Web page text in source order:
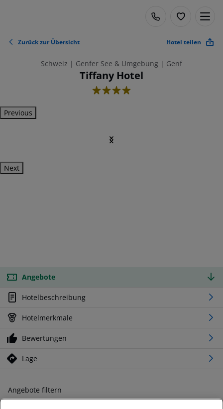
Zurück zur Übersicht Hotel teilen
Schweiz | Genfer See & Umgebung | Genf
Tiffany Hotel
4
Previous
Next
Angebote
Hotelbeschreibung
Hotelmerkmale
Bewertungen
Lage
Angebote filtern
Ändern Sie Ihre Kriterien nach Ihren Wünschen